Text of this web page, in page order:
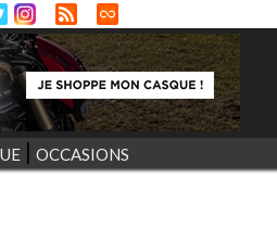
OCCASIONS